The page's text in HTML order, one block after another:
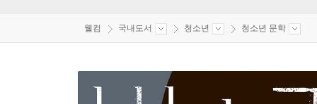
웰컴 국내도서 청소년 청소년 문학